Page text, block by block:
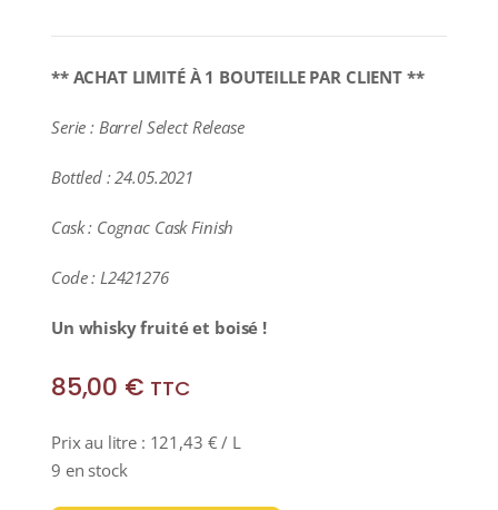
** ACHAT LIMITÉ À 1 BOUTEILLE PAR CLIENT **
Serie : Barrel Select Release
Bottled : 24.05.2021
Cask : Cognac Cask Finish
Code : L2421276
Un whisky fruité et boisé !
85,00 € TTC
Prix au litre : 121,43 € / L
9 en stock